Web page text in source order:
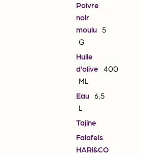
Poivre
noir
moulu
5
G
Huile
d’olive
400
ML
Eau 6,5
L
Tajine
Falafels
HARi&CO